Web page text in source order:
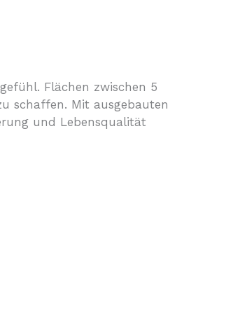
Flächen zwischen 5
schaffen. Mit ausgebauten
und Lebensqualität